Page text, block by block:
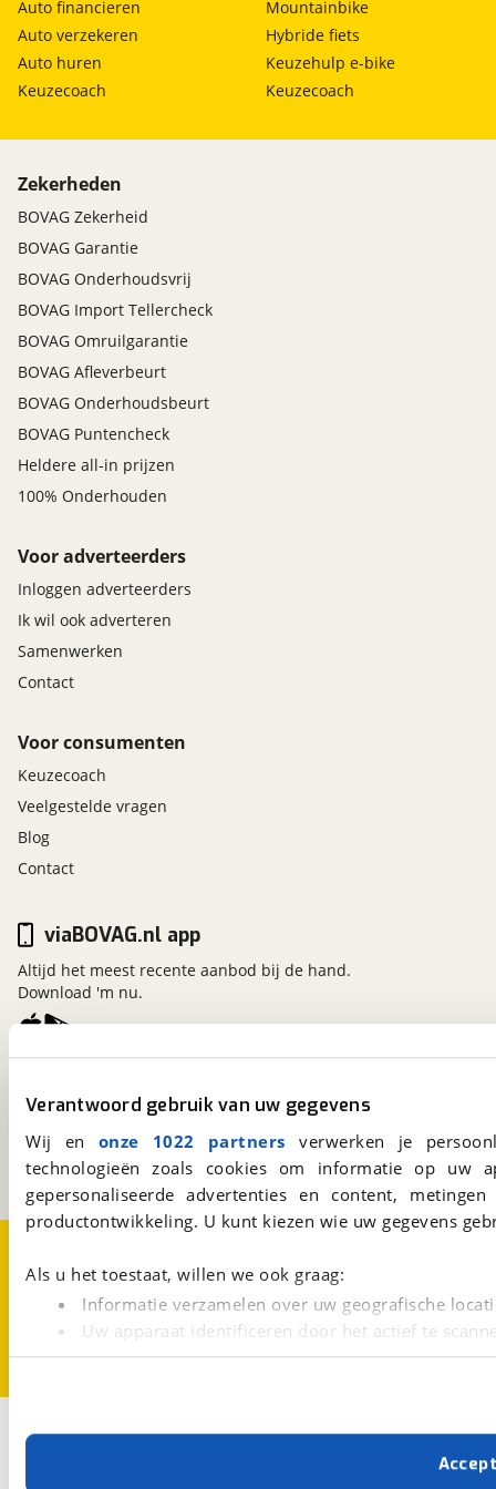
Verantwoord gebruik van uw gegevens
Wij en onze 1022 partners verwerken je
technologieën zoals cookies om informatie op
gepersonaliseerde advertenties en content,
productontwikkeling. U kunt kiezen wie uw gegevens
Als u het toestaat, willen we ook graag:
Informatie verzamelen over uw geografische
Uw apparaat identificeren door het actief te
Lees meer over hoe uw persoonlijke gegevens worden
Met cookies en vergelijkbare technieken zorgen we
cookies zorgen ervoor dat de website goed werkt.
Auto financieren
Auto verzekeren
Auto huren
Keuzecoach
Mountainbike
Hybride fiets
Keuzehulp e-bike
Keuzecoach
Zekerheden
BOVAG Zekerheid
BOVAG Garantie
BOVAG Onderhoudsvrij
BOVAG Import Tellercheck
BOVAG Omruilgarantie
BOVAG Afleverbeurt
BOVAG Onderhoudsbeurt
BOVAG Puntencheck
Heldere all-in prijzen
100% Onderhouden
Voor adverteerders
Inloggen adverteerders
Ik wil ook adverteren
Samenwerken
Contact
Voor consumenten
Keuzecoach
Veelgestelde vragen
Blog
Contact
Kosterijland15
Een initiatief van
BOVAG
viaBOVAG.nl app
Altijd het meest recente aanbod bij de hand.
Download 'm nu.
Cookievoorkeuren
Vacatures